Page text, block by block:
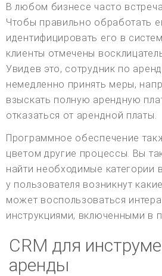
В любом бизнесе часто
Чтобы правильно обработать
идентифицировать его в
клиенты отмечены
Увидев это, сотрудник по
немедленно принять меры,
взыскать полную арендную
отказаться от арендной платы.
Программное обеспечение
цветом другие процессы. Вы
найти необходимые категории
у пользователя возникнут
может воспользоваться
инструкциями, включенными в
CRM для
аренды